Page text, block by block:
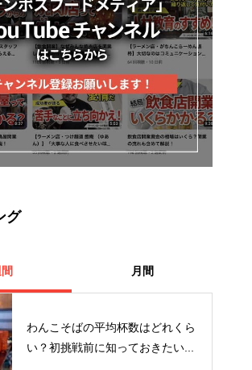
グ
月間
わんこそばの平均杯数はどれくら
い？初挑戦前に知っておきたい...